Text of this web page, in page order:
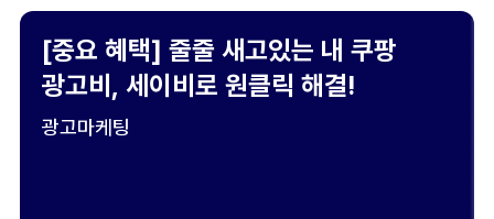
[중요 혜택] 줄줄 새고있는 내 쿠팡
광고비, 세이비로 원클릭 해결!
광고마케팅